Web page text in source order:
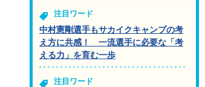
注目ワード
中村憲剛選手もサカイクキャンプの考
え方に共感！ 一流選手に必要な「考
える力」を育む一歩
注目ワード